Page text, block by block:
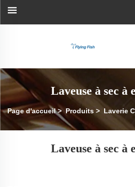
Laveuse à sec à
Page d'accueil> Produits > Laverie
Laveuse à sec à